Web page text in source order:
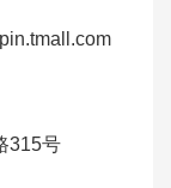
315号